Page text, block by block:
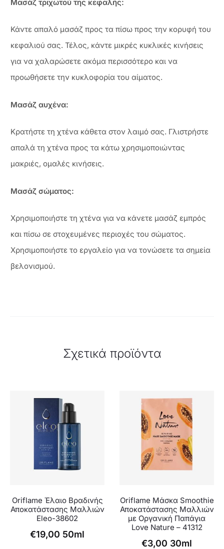
Μασάζ τριχωτού της κεφαλής:
Κάντε απαλό μασάζ προς τα πίσω προς την κορυφή του
κεφαλιού σας. Τέλος, κάντε μικρές κυκλικές κινήσεις
για να χαλαρώσετε ακόμα περισσότερο και να
προωθήσετε την κυκλοφορία του αίματος.
Μασάζ αυχένα:
Κρατήστε τη χτένα κάθετα στον λαιμό σας. Γλιστρήστε
απαλά τη χτένα προς τα κάτω χρησιμοποιώντας
μακριές, ομαλές κινήσεις.
Μασάζ σώματος:
Χρησιμοποιήστε τη χτένα για να κάνετε μασάζ εμπρός
και πίσω σε στοχευμένες περιοχές του σώματος.
Χρησιμοποιήστε το εργαλείο για να τονώσετε τα σημεία
βελονισμού.
Σχετικά προϊόντα
Oriflame Έλαιο Βραδινής
Αποκατάστασης Μαλλιών
Eleo-38602
€19,00 50ml
Oriflame Μάσκα Smoothie
Αποκατάστασης Μαλλιών
με Οργανική Παπάγια
Love Nature – 41312
€3,00 30ml